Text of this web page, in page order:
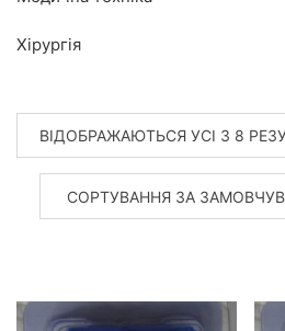
Хірургія
ВІДОБРАЖАЮТЬСЯ УСІ З 8